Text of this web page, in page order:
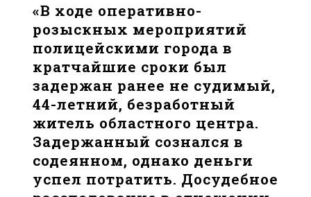
«В ходе оперативно-
розыскных мероприятий
полицейскими города в
кратчайшие сроки был
задержан ранее не судимый,
44-летний, безработный
житель областного центра.
Задержанный сознался в
содеянном, однако деньги
успел потратить. Досудебное